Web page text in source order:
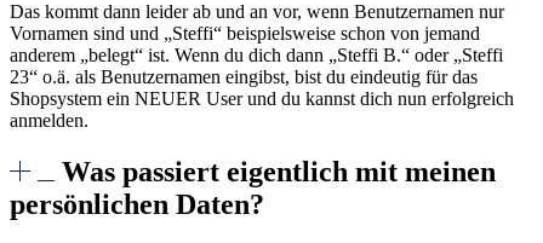
Das kommt dann leider ab und an vor, wenn Benutzernamen nur
Vornamen sind und „Steffi“ beispielsweise schon von jemand
anderem „belegt“ ist. Wenn du dich dann „Steffi B.“ oder „Steffi
23“ o.ä. als Benutzernamen eingibst, bist du eindeutig für das
Shopsystem ein NEUER User und du kannst dich nun erfolgreich
anmelden.
Was passiert eigentlich mit meinen
persönlichen Daten?